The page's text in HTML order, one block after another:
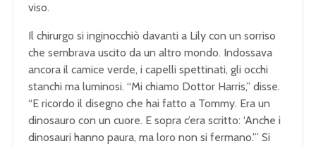
viso.
Il chirurgo si inginocchiò davanti a Lily con un sorriso
che sembrava uscito da un altro mondo. Indossava
ancora il camice verde, i capelli spettinati, gli occhi
stanchi ma luminosi. “Mi chiamo Dottor Harris,” disse.
“E ricordo il disegno che hai fatto a Tommy. Era un
dinosauro con un cuore. E sopra c’era scritto: ‘Anche i
dinosauri hanno paura, ma loro non si fermano.'” Si